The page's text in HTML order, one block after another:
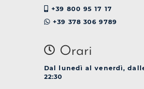
+39 800 95 17 17
+39 378 306 9789
Orari
Dal lunedì al venerdì,
22:30